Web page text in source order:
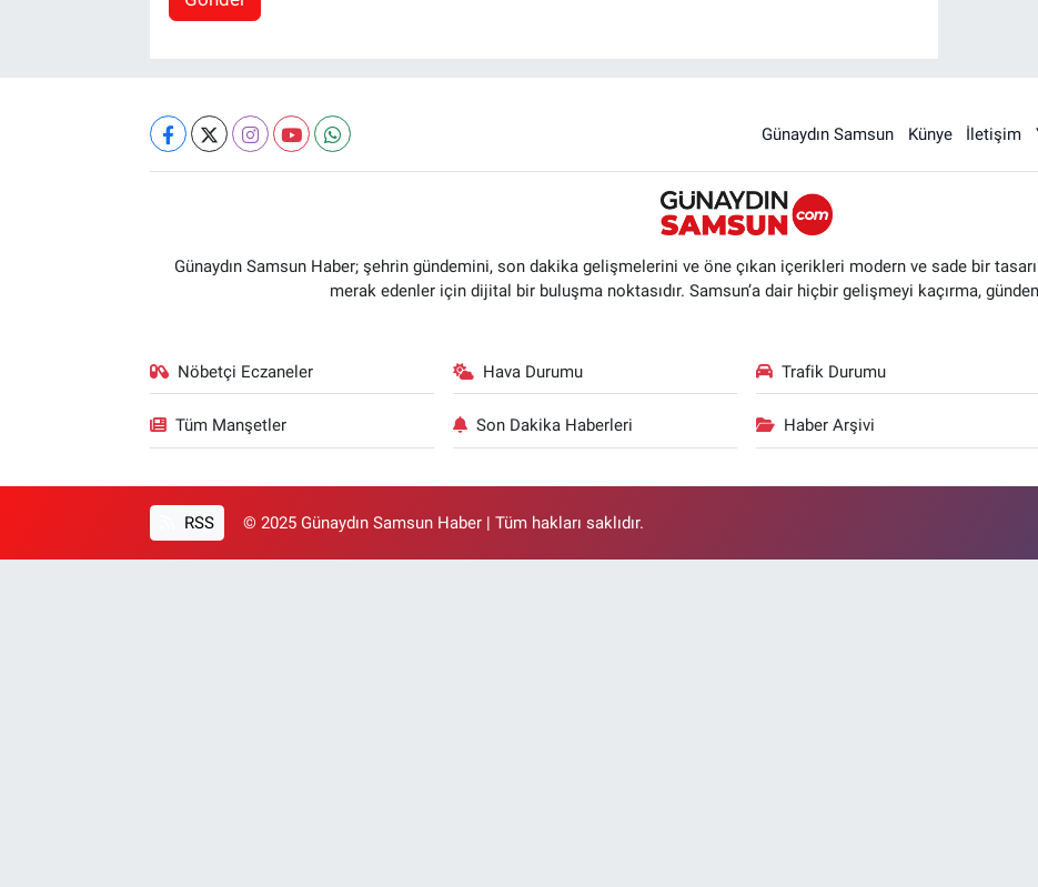
Günaydın Samsun Künye İletişim
Günaydın Samsun Haber; şehrin gündemini, son dakika gelişmelerini ve öne çıkan içerikleri modern ve sade bir
merak edenler için dijital bir buluşma noktasıdır. Samsun’a dair hiçbir gelişmeyi kaçırma,
Nöbetçi Eczaneler Hava Durumu Trafik Durumu
Tüm Manşetler Son Dakika Haberleri Haber Arşivi
RSS © 2025 Günaydın Samsun Haber | Tüm hakları saklıdır.